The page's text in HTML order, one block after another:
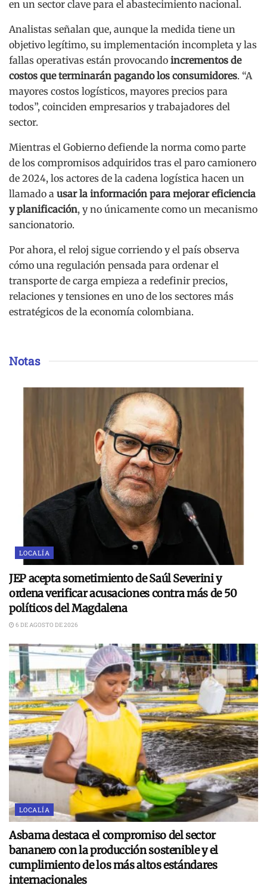
en un sector clave para el abastecimiento nacional.
Analistas señalan que, aunque la medida tiene un
objetivo legítimo, su implementación incompleta y las
fallas operativas están provocando incrementos de
costos que terminarán pagando los consumidores. “A
mayores costos logísticos, mayores precios para
todos”, coinciden empresarios y trabajadores del
sector.
Mientras el Gobierno defiende la norma como parte
de los compromisos adquiridos tras el paro camionero
de 2024, los actores de la cadena logística hacen un
llamado a usar la información para mejorar eficiencia
y planificación, y no únicamente como un mecanismo
sancionatorio.
Por ahora, el reloj sigue corriendo y el país observa
cómo una regulación pensada para ordenar el
transporte de carga empieza a redefinir precios,
relaciones y tensiones en uno de los sectores más
estratégicos de la economía colombiana.
Notas
LOCALÍA
JEP acepta sometimiento de Saúl Severini y
ordena verificar acusaciones contra más de 50
políticos del Magdalena
6 DE AGOSTO DE 2026
LOCALÍA
Asbama destaca el compromiso del sector
bananero con la producción sostenible y el
cumplimiento de los más altos estándares
internacionales